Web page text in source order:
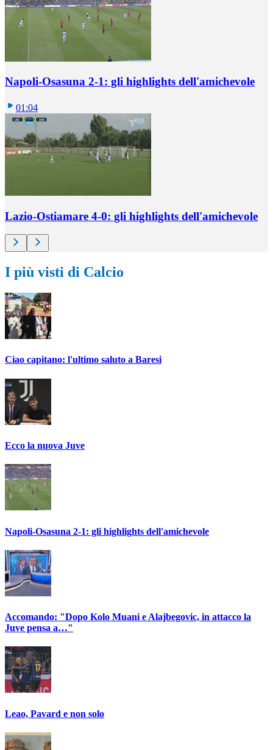
Napoli-Osasuna 2-1: gli highlights dell'amichevole
01:04
Lazio-Ostiamare 4-0: gli highlights dell'amichevole
I più visti di Calcio
Ciao capitano: l'ultimo saluto a Baresi
Ecco la nuova Juve
Napoli-Osasuna 2-1: gli highlights dell'amichevole
Accomando: "Dopo Kolo Muani e Alajbegovic, in attacco la
Juve pensa a…"
Leao, Pavard e non solo